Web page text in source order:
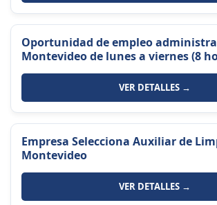
Oportunidad de empleo
Montevideo de lunes a viernes (8
VER DETALLES →
Empresa Selecciona Auxiliar de
Montevideo
VER DETALLES →